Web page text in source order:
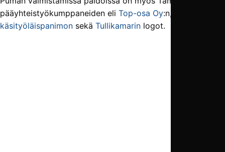
pääyhteistyökumppaneiden eli Top-osa Oy:n,
käsityöläispanimon sekä Tullikamarin logot.